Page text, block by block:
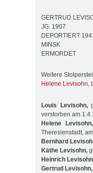
GERTRUD
JG. 1907
DEPORTIERT
MINSK
ERMORDET
Weitere
Helene Levisohn,
Louis Levisohn,
verstorben am
Helene Levisohn,
Theresienstadt,
Bernhard
Käthe Levisohn,
Heinrich
Gertrud Levisohn,